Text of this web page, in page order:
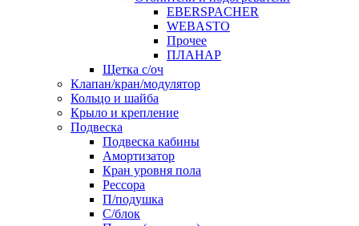
EBERSPACHER
WEBASTO
Прочее
ПЛАНАР
Щетка с/оч
Клапан/кран/модулятор
Кольцо и шайба
Крыло и крепление
Подвеска
Подвеска кабины
Амортизатор
Кран уровня пола
Рессора
П/подушка
С/блок